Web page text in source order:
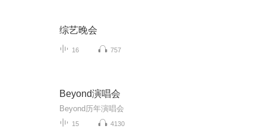
综艺晚会
16 757
Beyond演唱会
Beyond历年演唱会
15 4130